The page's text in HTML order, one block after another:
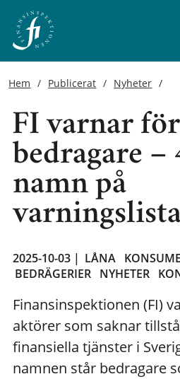
Hem Publicerat Nyheter
FI varnar för
bedragare –
namn på
2025-10-03 | LÅNA
BEDRÄGERIER NYHETER
Finansinspektionen (FI)
aktörer som saknar
finansiella tjänster i
namnen står bedragare